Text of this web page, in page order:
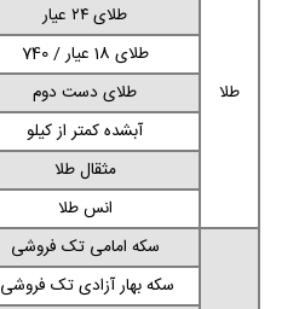
طلا
طلای ۲۴ عیار
طلای 18 عیار / 740
طلای دست دوم
آبشده کمتر از کیلو
مثقال طلا
انس طلا
سکه امامی تک فروشی
سکه بهار آزادی تک فروشی